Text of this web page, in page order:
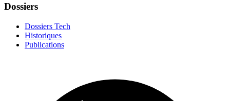
Dossiers
Dossiers Tech
Historiques
Publications